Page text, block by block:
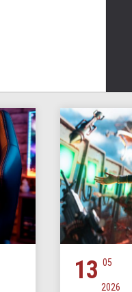
13 05
2026